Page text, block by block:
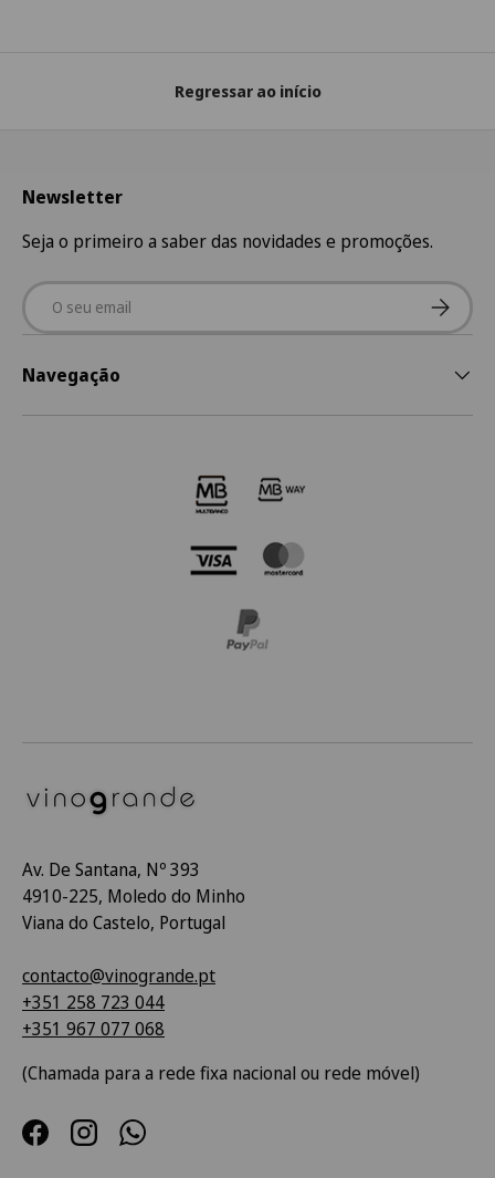
Regressar ao início
Newsletter
Seja o primeiro a saber das novidades e promoções.
Email
Navegação
Av. De Santana, Nº 393
4910-225, Moledo do Minho
Viana do Castelo, Portugal
contacto@vinogrande.pt
+351 258 723 044
+351 967 077 068
(Chamada para a rede fixa nacional ou rede móvel)
FacebookInstagramWhatsApp